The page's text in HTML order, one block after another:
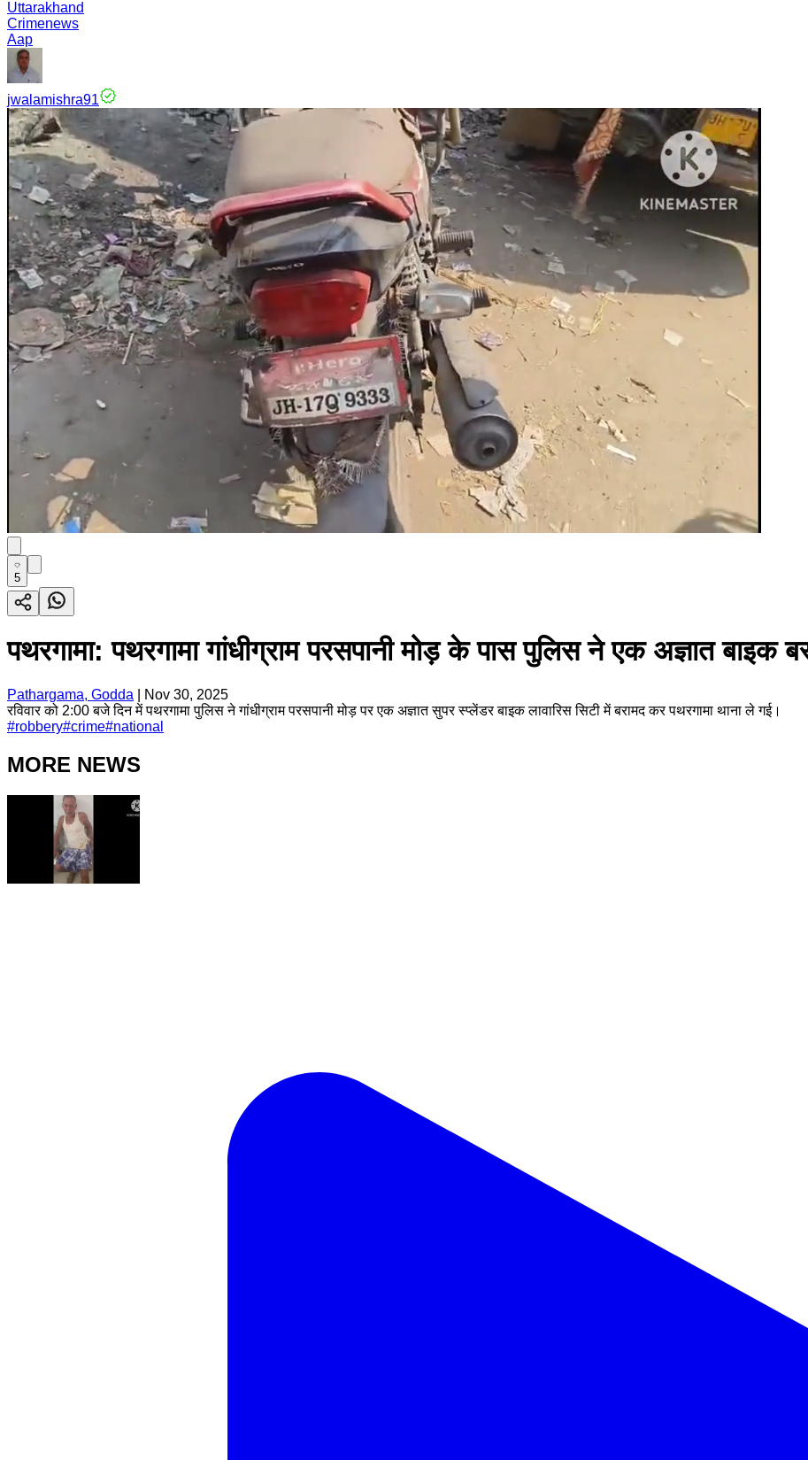
Uttarakhand
Crimenews
Aap
jwalamishra91
5
पथरगामा: पथरगामा गांधीग्राम परसपानी मोड़ के पास पुलिस ने एक अज्ञात बाइक
Pathargama, Godda
Nov 30, 2025
रविवार को 2:00 बजे दिन में पथरगामा पुलिस ने गांधीग्राम परसपानी मोड़ पर एक अज्ञात सुपर स्प्लेंडर बाइक लावारिस सिटी में बरामद कर पथरगामा थाना ले गई।
#robbery#crime#national
MORE NEWS